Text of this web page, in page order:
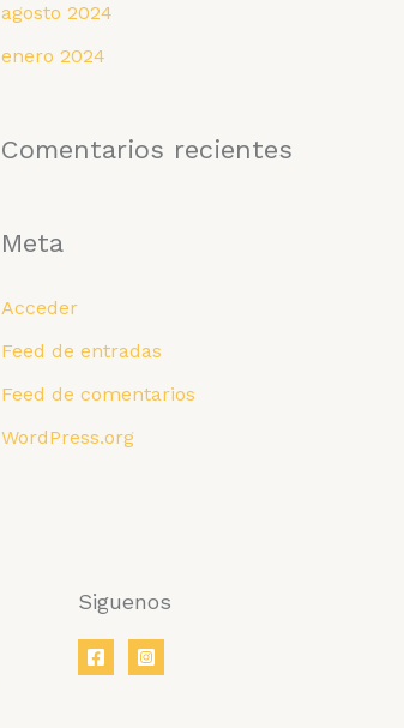
agosto 2024
enero 2024
Comentarios recientes
Meta
Acceder
Feed de entradas
Feed de comentarios
WordPress.org
Siguenos